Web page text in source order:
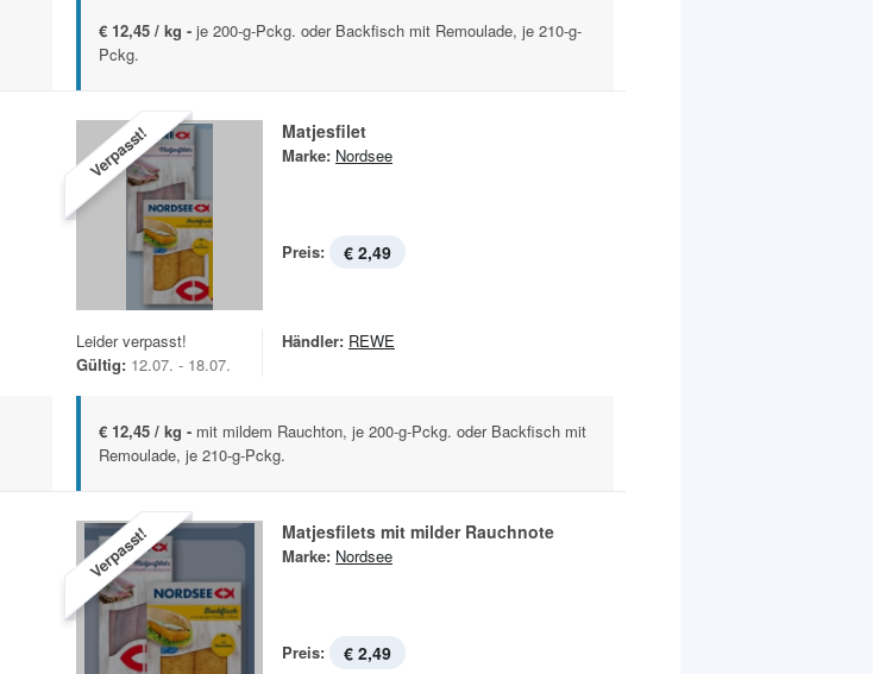
€ 12,45 / kg - je 200-g-Pckg. oder Backfisch mit Remoulade, je 210-g-
Pckg.
Verpasst! Matjesfilet
Marke: Nordsee
Preis: € 2,49
Leider verpasst!
Gültig: 12.07. - 18.07.
Händler: REWE
€ 12,45 / kg - mit mildem Rauchton, je 200-g-Pckg. oder Backfisch mit
Remoulade, je 210-g-Pckg.
Verpasst! Matjesfilets mit milder Rauchnote
Marke: Nordsee
Preis: € 2,49